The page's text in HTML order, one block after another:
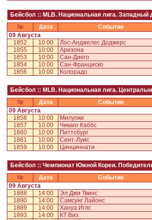
Бейсбол :: MLB. Национальная лига. Западный
№
Дата Событие
09 Августа
1852
10:00 Лос-Анджелес Доджерс
1855
10:00 Аризона
1853
10:00 Сан-Диего
1854
10:00 Сан-Франциско
1856
10:00 Колорадо
Бейсбол :: MLB. Национальная лига.
№
Дата Событие
09 Августа
1858
10:00 Милуоки
1857
10:00 Чикаго Каббс
1860
10:00 Питтсбург
1861
10:00 Сент-Луис
1859
10:00 Цинциннати
Бейсбол :: Чемпионат Южной Кореи.
№
Дата Событие
09 Августа
1888
14:00 Эл Джи Твинс
1890
14:00 Самсунг Лайонс
1889
14:00 Хануа Иглс
1893
14:00 КТ Виз